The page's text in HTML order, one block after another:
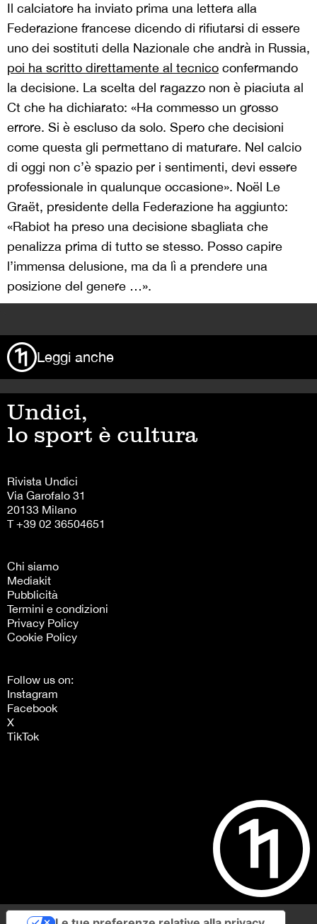
Il calciatore ha inviato prima una lettera alla
Federazione francese dicendo di rifiutarsi di essere
uno dei sostituti della Nazionale che andrà in Russia,
poi ha scritto direttamente al tecnico confermando
la decisione. La scelta del ragazzo non è piaciuta al
Ct che ha dichiarato: «Ha commesso un grosso
errore. Si è escluso da solo. Spero che decisioni
come questa gli permettano di maturare. Nel calcio
di oggi non c’è spazio per i sentimenti, devi essere
professionale in qualunque occasione». Noël Le
Graët, presidente della Federazione ha aggiunto:
«Rabiot ha preso una decisione sbagliata che
penalizza prima di tutto se stesso. Posso capire
l’immensa delusione, ma da lì a prendere una
posizione del genere …».
Leggi anche
Undici,
lo sport è cultura
Rivista Undici
Via Garofalo 31
20133 Milano
T +39 02 36504651
Chi siamo
Mediakit
Pubblicità
Termini e condizioni
Privacy Policy
Cookie Policy
Follow us on:
Instagram
Facebook
X
TikTok